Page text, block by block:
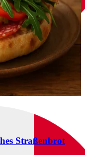
Straßenbrot